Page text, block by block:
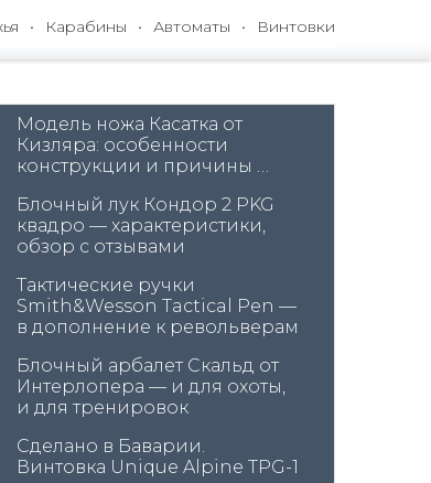
Карабины Автоматы Винтовки
Модель ножа Касатка от
Кизляра: особенности
конструкции и причины
Блочный лук Кондор 2 PKG
квадро — характеристики,
обзор с отзывами
Тактические ручки
Smith&Wesson Tactical Pen —
в дополнение к револьверам
Блочный арбалет Скальд от
Интерлопера — и для охоты,
и для тренировок
Сделано в Баварии.
Винтовка Unique Alpine TPG-1